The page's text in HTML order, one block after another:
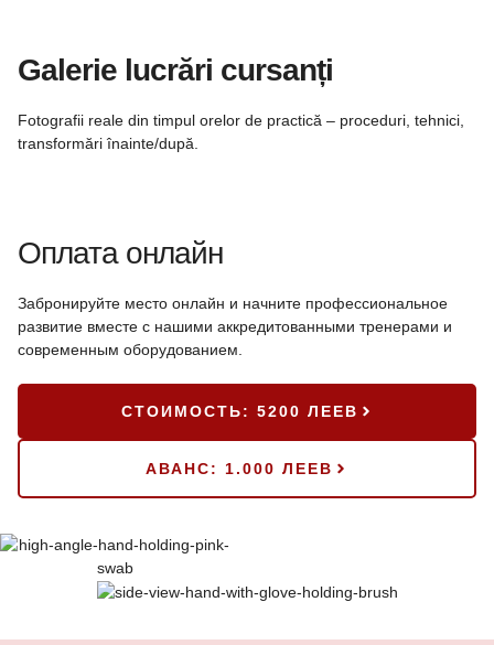
Galerie lucrări cursanți
Fotografii reale din timpul orelor de practică – proceduri, tehnici,
transformări înainte/după.
Оплата онлайн
Забронируйте место онлайн и начните профессиональное
развитие вместе с нашими аккредитованными тренерами и
современным оборудованием.
СТОИМОСТЬ: 5200 ЛЕЕВ
АВАНС: 1.000 ЛЕЕВ